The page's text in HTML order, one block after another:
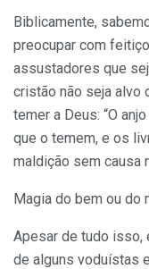
Biblicamente,
preocupar com
assustadores que
cristão não seja alvo
temer a Deus: “O
que o temem, e os
maldição sem causa
Magia do bem ou do
Apesar de tudo isso,
de alguns voduístas